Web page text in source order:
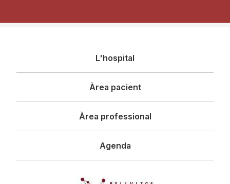
principal
L'hospital
Àrea pacient
Àrea professional
Agenda